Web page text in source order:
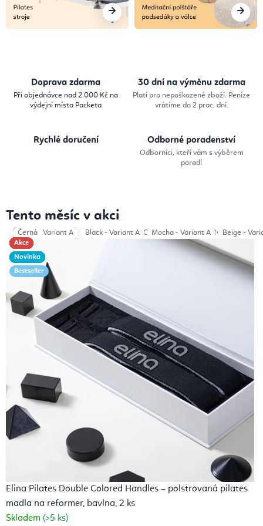
a
,
M
e
d
t
a
A
j
v
é
Doprava zdarma
Při objednávce nad 2 000 Kč na
výdejní místa Packeta
30 dní na výměnu zdarma
Platí pro nepoškozené zboží. Peníze
vrátíme do 2 prac. dní.
Rychlé doručení Odborné poradenství
Odborníci, kteří vám s výběrem
poradí
Tento měsíc v akci
Akce
Elina Pilates Double Colored Handles – polstrovaná pilates
madla na reformer, bavlna, 2 ks
Skladem (>5 ks)
Green and Ivory Total Green Total Mocha Pink and Ivory
Akce
Novinka
Černá Mocha Beige
Akce
Novinka
Černá Mocha Beige
Akce
Novinka
Černá Beige Brown
Akce
Novinka
Černá Mocha Beige Black - NO LOGO
Akce
Novinka
Beige - Variant A Black - Variant A Mocha - Variant A Beige -
Akce
Novinka
Bestseller
Černá
Akce